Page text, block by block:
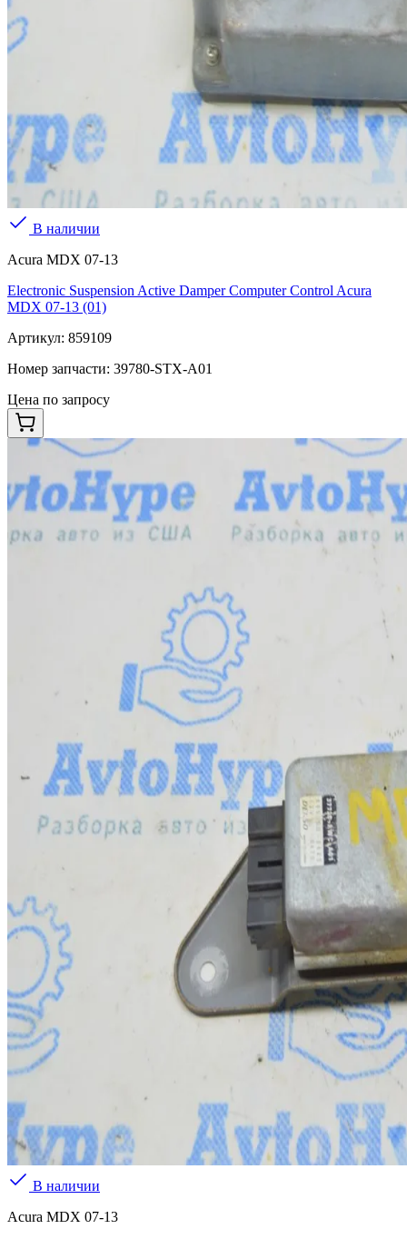
В наличии
Acura MDX 07-13
Electronic Suspension Active Damper Computer Control Acura
MDX 07-13 (01)
Артикул: 859109
Номер запчасти: 39780-STX-A01
Цена по запросу
В наличии
Acura MDX 07-13